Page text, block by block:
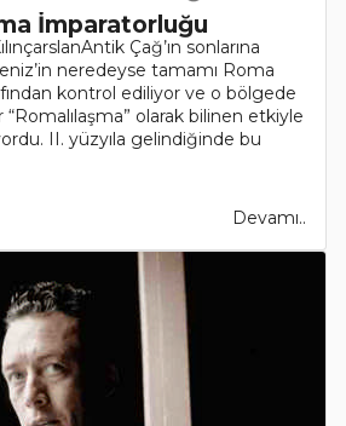
İmparatorluğu
Çağ’ın sonlarına
neredeyse tamamı Roma
kontrol ediliyor ve o bölgede
olarak bilinen etkiyle
II. yüzyıla gelindiğinde bu
Devamı..